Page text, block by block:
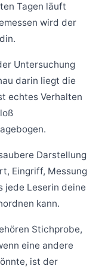
Tagen läuft
wird der
Untersuchung
darin liegt die
echtes Verhalten
Darstellung
Eingriff, Messung
jede Leserin deine
kann.
Stichprobe,
eine andere
ist der